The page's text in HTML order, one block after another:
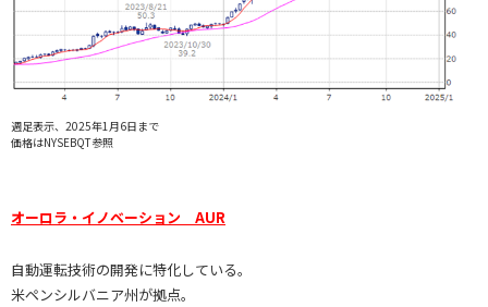
週足表示、2025年1月6日まで
価格はNYSEBQT参照
オーロラ・イノベーション AUR
自動運転技術の開発に特化している。
米ペンシルバニア州が拠点。